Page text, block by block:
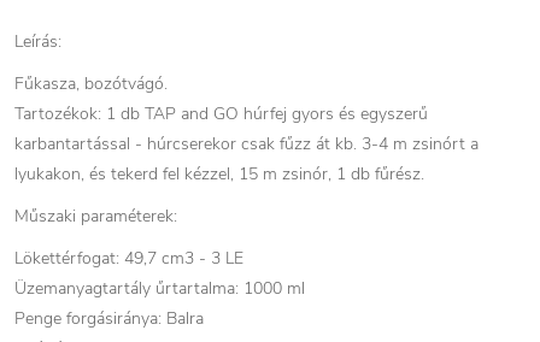
Leírás:
Fűkasza, bozótvágó.
Tartozékok: 1 db TAP and GO húrfej gyors és egyszerű
karbantartással - húrcserekor csak fűzz át kb. 3-4 m zsinórt a
lyukakon, és tekerd fel kézzel, 15 m zsinór, 1 db fűrész.
Műszaki paraméterek:
Lökettérfogat: 49,7 cm3 - 3 LE
Üzemanyagtartály űrtartalma: 1000 ml
Penge forgásiránya: Balra